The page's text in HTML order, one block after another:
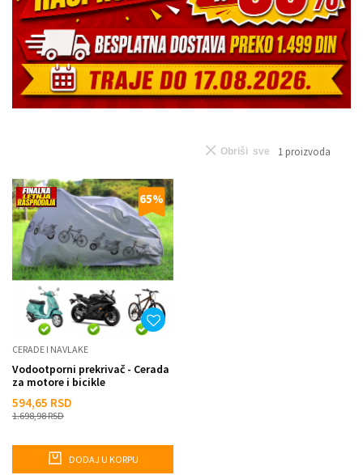
1 proizvoda
Obriši sve
65%
CERADE I NAVLAKE
Vodootporni prekrivač - Cerada
za motore i bicikle
594,65 RSD
1.698,98RSD
DODAJ U KORPU